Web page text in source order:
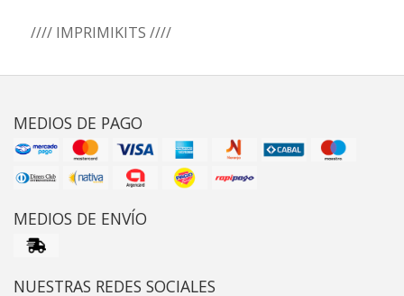
//// IMPRIMIKITS ////
MEDIOS DE PAGO
MEDIOS DE ENVÍO
NUESTRAS REDES SOCIALES